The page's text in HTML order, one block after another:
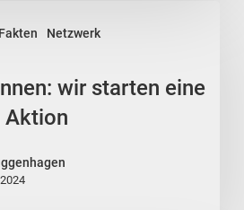
Netzwerk
wir starten eine
Aktion